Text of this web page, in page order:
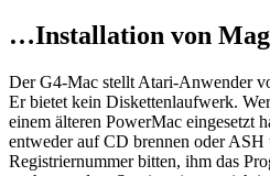
…Installation von
Der G4-Mac stellt Atari-Anwender
Er bietet kein Diskettenlaufwerk.
einem älteren PowerMac eingesetzt
entweder auf CD brennen oder ASH
Registriernummer bitten, ihm das